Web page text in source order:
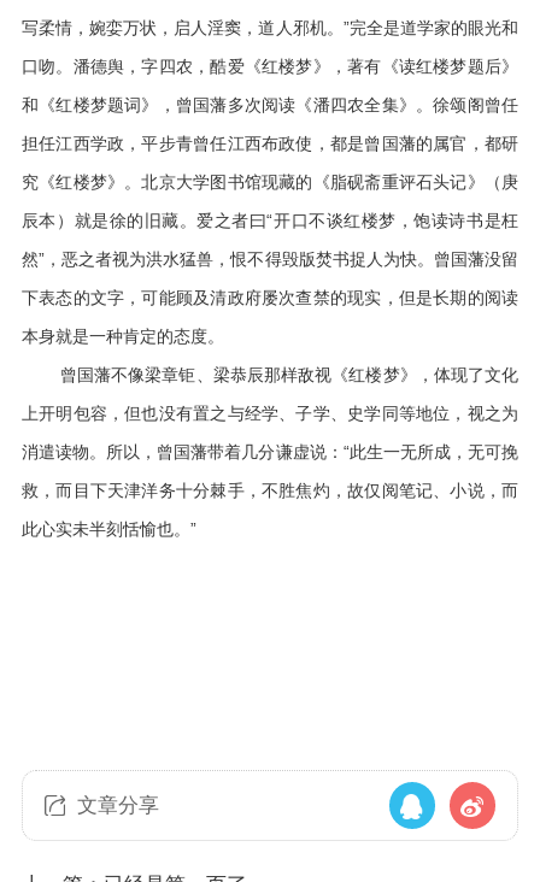
写柔情，婉娈万状，启人淫窦，道人邪机。”完全是道学家的眼光和
口吻。潘德舆，字四农，酷爱《红楼梦》，著有《读红楼梦题后》
和《红楼梦题词》，曾国藩多次阅读《潘四农全集》。徐颂阁曾任
担任江西学政，平步青曾任江西布政使，都是曾国藩的属官，都研
究《红楼梦》。北京大学图书馆现藏的《脂砚斋重评石头记》（庚
辰本）就是徐的旧藏。爱之者曰“开口不谈红楼梦，饱读诗书是枉
然”，恶之者视为洪水猛兽，恨不得毁版焚书捉人为快。曾国藩没留
下表态的文字，可能顾及清政府屡次查禁的现实，但是长期的阅读
本身就是一种肯定的态度。
曾国藩不像梁章钜、梁恭辰那样敌视《红楼梦》，体现了文化
上开明包容，但也没有置之与经学、子学、史学同等地位，视之为
消遣读物。所以，曾国藩带着几分谦虚说：“此生一无所成，无可挽
救，而目下天津洋务十分棘手，不胜焦灼，故仅阅笔记、小说，而
此心实未半刻恬愉也。”
文章分享